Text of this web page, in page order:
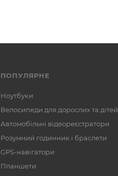
ПОПУЛЯРНЕ
Ноутбуки
Велосипеди для дорослих та дітей
Автомобільні відеореєстратори
Розумний годинник і браслети
GPS-навігатори
Планшети